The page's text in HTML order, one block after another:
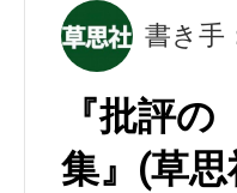
書き手
『批評
集』(草思